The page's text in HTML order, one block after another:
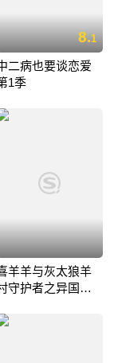
8.1
二病也要谈恋爱
1季
羊羊与灰太狼羊
守护者之异国大